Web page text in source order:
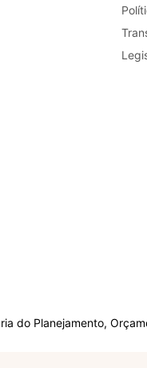
do Planejamento,